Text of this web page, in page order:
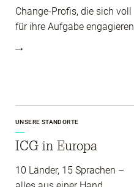
Change-Profis, die sich voll
für ihre Aufgabe engagieren
UNSERE STANDORTE
ICG in Europa
10 Länder, 15 Sprachen –